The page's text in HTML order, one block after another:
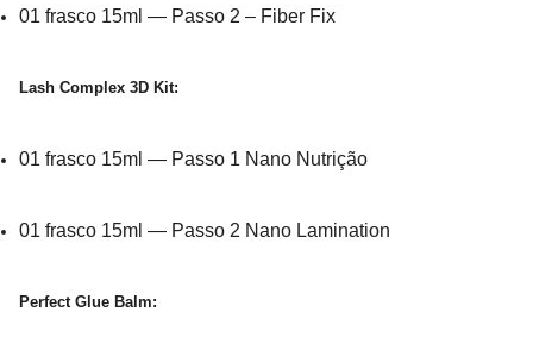
01 frasco 15ml — Passo 2 – Fiber Fix
Lash Complex 3D Kit:
01 frasco 15ml — Passo 1 Nano Nutrição
01 frasco 15ml — Passo 2 Nano Lamination
Perfect Glue Balm: